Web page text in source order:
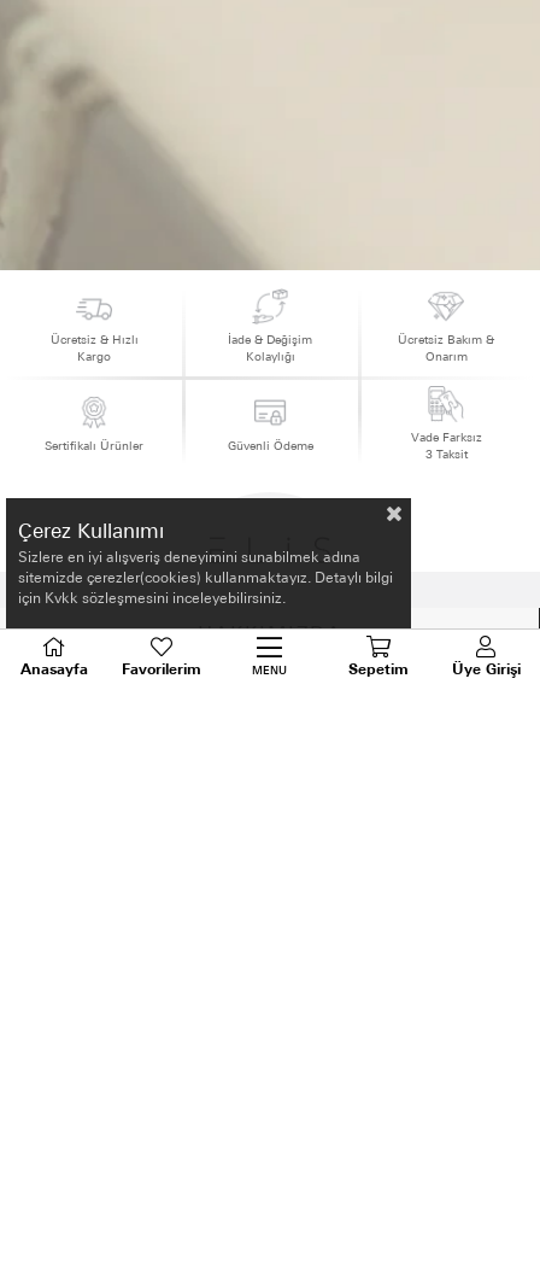
Ücretsiz & Hızlı
Kargo
İade & Değişim
Kolaylığı
Ücretsiz Bakım &
Onarım
Sertifikalı Ürünler Güvenli Ödeme
Vade Farksız
3 Taksit
HAKKIMIZDA
Çerez Kullanımı
Sizlere en iyi alışveriş deneyimini sunabilmek adına
sitemizde çerezler(cookies) kullanmaktayız. Detaylı bilgi
için Kvkk sözleşmesini inceleyebilirsiniz.
Anasayfa Favorilerim MENU Sepetim Üye Girişi